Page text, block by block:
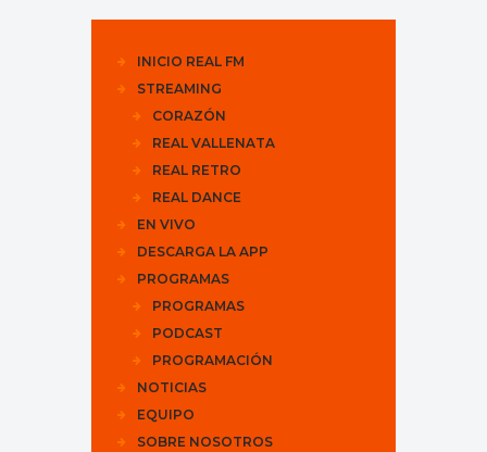
INICIO REAL FM
STREAMING
CORAZÓN
REAL VALLENATA
REAL RETRO
REAL DANCE
EN VIVO
DESCARGA LA APP
PROGRAMAS
PROGRAMAS
PODCAST
PROGRAMACIÓN
NOTICIAS
EQUIPO
SOBRE NOSOTROS